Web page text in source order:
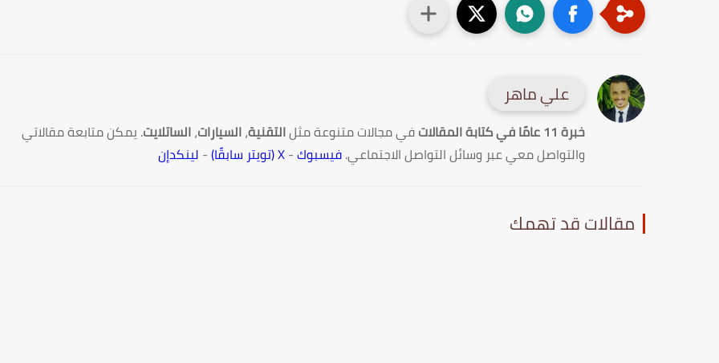
علي ماهر
خبرة 11 عامًا في كتابة المقالات في مجالات متنوعة مثلالتقنية،السيارات،الساتلايت. يمكن متابعة مقالاتي
والتواصل معي عبر وسائل التواصل الاجتماعي.فيسبوك-X (تويتر سابقًا) - لينكدإن
مقالات قد تهمك